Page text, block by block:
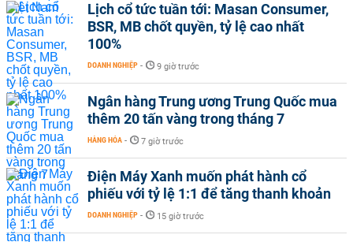
Lịch cổ tức tuần tới: Masan Consumer,
BSR, MB chốt quyền, tỷ lệ cao nhất
100%
DOANH NGHIỆP - 9 giờ trước
Ngân hàng Trung ương Trung Quốc mua
thêm 20 tấn vàng trong tháng 7
HÀNG HÓA - 7 giờ trước
Điện Máy Xanh muốn phát hành cổ
phiếu với tỷ lệ 1:1 để tăng thanh khoản
DOANH NGHIỆP - 15 giờ trước